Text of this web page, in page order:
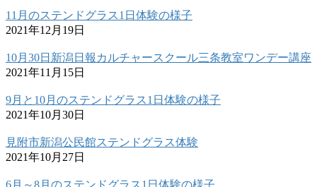
11月のステンドグラス1日体験の様子
2021年12月19日
10月30日新潟日報カルチャースクール三条教室ワンデー講座
2021年11月15日
9月と10月のステンドグラス1日体験の様子
2021年10月30日
見附市新潟公民館ステンドグラス体験
2021年10月27日
6月～8月のステンドグラス1日体験の様子